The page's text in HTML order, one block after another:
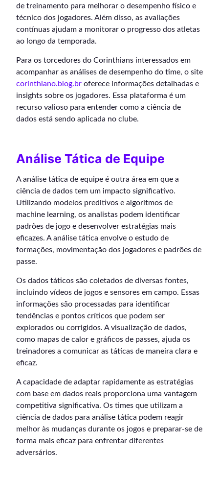
de treinamento para melhorar o desempenho físico e
técnico dos jogadores. Além disso, as avaliações
contínuas ajudam a monitorar o progresso dos atletas
ao longo da temporada.
Para os torcedores do Corinthians interessados em
acompanhar as análises de desempenho do time, o site
corinthiano.blog.br oferece informações detalhadas e
insights sobre os jogadores. Essa plataforma é um
recurso valioso para entender como a ciência de
dados está sendo aplicada no clube.
Análise Tática de Equipe
A análise tática de equipe é outra área em que a
ciência de dados tem um impacto significativo.
Utilizando modelos preditivos e algoritmos de
machine learning, os analistas podem identificar
padrões de jogo e desenvolver estratégias mais
eficazes. A análise tática envolve o estudo de
formações, movimentação dos jogadores e padrões de
passe.
Os dados táticos são coletados de diversas fontes,
incluindo vídeos de jogos e sensores em campo. Essas
informações são processadas para identificar
tendências e pontos críticos que podem ser
explorados ou corrigidos. A visualização de dados,
como mapas de calor e gráficos de passes, ajuda os
treinadores a comunicar as táticas de maneira clara e
eficaz.
A capacidade de adaptar rapidamente as estratégias
com base em dados reais proporciona uma vantagem
competitiva significativa. Os times que utilizam a
ciência de dados para análise tática podem reagir
melhor às mudanças durante os jogos e preparar-se de
forma mais eficaz para enfrentar diferentes
adversários.